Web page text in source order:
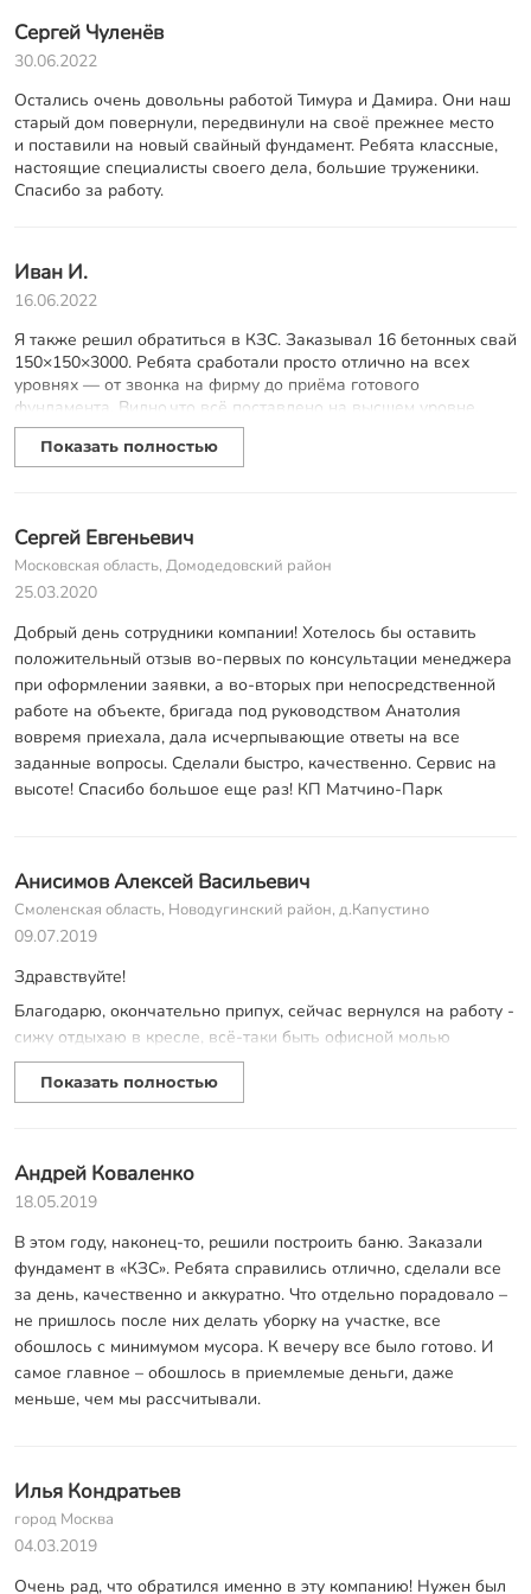
Сергей Чуленёв
30.06.2022
Остались очень довольны работой Тимура и Дамира. Они наш
старый дом повернули, передвинули на своё прежнее место
и поставили на новый свайный фундамент. Ребята классные,
настоящие специалисты своего дела, большие труженики.
Спасибо за работу.
Иван И.
16.06.2022
Я также решил обратиться в КЗС. Заказывал 16 бетонных свай
150×150×3000. Ребята сработали просто отлично на всех
уровнях — от звонка на фирму до приёма готового
фундамента. Видно,что всё поставлено на высшем уровне.
В оговоренный день, без опозданий, пришло аж 3 машины —
одна со сваями, другая со сваебоем, третья собственно
с бригадой. Забили 16 свай за несколько часов.
лёгких строений. Рекомендую всем эту фирму!
Показать полностью
Сергей Евгеньевич
Московская область, Домодедовский район
25.03.2020
Добрый день сотрудники компании! Хотелось бы оставить
положительный отзыв во-первых по консультации менеджера
при оформлении заявки, а во-вторых при непосредственной
работе на объекте, бригада под руководством Анатолия
вовремя приехала, дала исчерпывающие ответы на все
заданные вопросы. Сделали быстро, качественно. Сервис на
высоте! Спасибо большое еще раз! КП Матчино-Парк
Анисимов Алексей Васильевич
Смоленская область, Новодугинский район, д.Капустино
09.07.2019
Здравствуйте!
Благодарю, окончательно припух, сейчас вернулся на работу -
сижу отдыхаю в кресле, всё-таки быть офисной молью
исключительно приятное занятие.
Я, собственно, поблагодарить Вас.
количеством организаций, в целом везде подход один - тебе
надо, ты и заморачивайся, а мы ценный невосполнимый
ресурс, сваи считай сам, нагрузку сам, про план и пр. вовсе
молчу.
Интернет наше всё - благодаря ему рядовой гражданин
становится профессионалом в любом деле, что является злом,
потому что те самые профессионалы ведут себя как
шабашники, а ты смотришься идиотом (даже без иронии в
глазах))))))). А благодаря Вашей работе появился
монтажников, очень точно и высококлассно сделали монтаж,
всё объяснили, пояснили и успокоили, перекрестили. Не
ругались, когда я путался под ногами. Отклонение от норм
Показать полностью
Андрей Коваленко
18.05.2019
В этом году, наконец-то, решили построить баню. Заказали
фундамент в «КЗС». Ребята справились отлично, сделали все
за день, качественно и аккуратно. Что отдельно порадовало –
не пришлось после них делать уборку на участке, все
обошлось с минимумом мусора. К вечеру все было готово. И
самое главное – обошлось в приемлемые деньги, даже
меньше, чем мы рассчитывали.
Илья Кондратьев
город Москва
04.03.2019
Очень рад, что обратился именно в эту компанию! Нужен был